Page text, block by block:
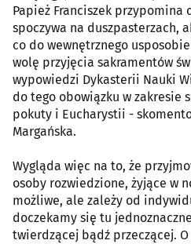
Papież Franciszek przypomina
spoczywa na duszpasterzach,
co do wewnętrznego
wolę przyjęcia sakramentów
wypowiedzi Dykasterii Nauki
do tego obowiązku w zakresie
pokuty i Eucharystii -
Margańska.
Wygląda więc na to, że
osoby rozwiedzione, żyjące w
możliwe, ale zależy od
doczekamy się tu
twierdzącej bądź przeczącej.